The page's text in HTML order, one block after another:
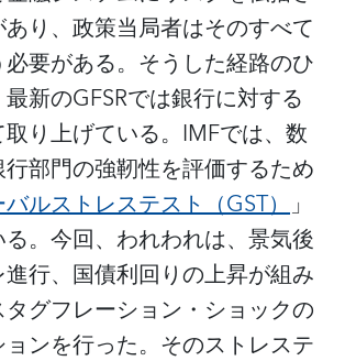
り、政策当局者はそのすべて
要がある。そうした経路のひ
新のGFSRでは銀行に対する
り上げている。IMFでは、数
部門の強靭性を評価するため
ルストレステスト（GST）」
。今回、われわれは、景気後
行、国債利回りの上昇が組み
グフレーション・ショックの
ンを行った。そのストレステ